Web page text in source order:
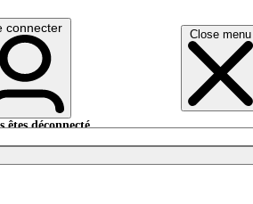
Close menu
connecter
êtes déconnecté.